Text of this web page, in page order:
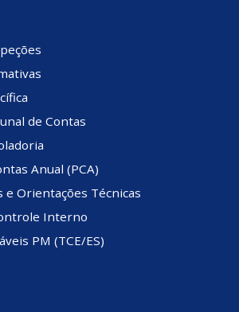
de Contas
Anual (PCA)
e Orientações Técnicas
Interno
PM (TCE/ES)